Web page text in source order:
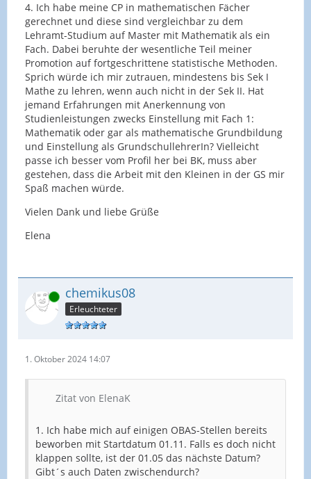
4. Ich habe meine CP in mathematischen Fächer
gerechnet und diese sind vergleichbar zu dem
Lehramt-Studium auf Master mit Mathematik als ein
Fach. Dabei beruhte der wesentliche Teil meiner
Promotion auf fortgeschrittene statistische Methoden.
Sprich würde ich mir zutrauen, mindestens bis Sek I
Mathe zu lehren, wenn auch nicht in der Sek II. Hat
jemand Erfahrungen mit Anerkennung von
Studienleistungen zwecks Einstellung mit Fach 1:
Mathematik oder gar als mathematische Grundbildung
und Einstellung als GrundschullehrerIn? Vielleicht
passe ich besser vom Profil her bei BK, muss aber
gestehen, dass die Arbeit mit den Kleinen in der GS mir
Spaß machen würde.
Vielen Dank und liebe Grüße
Elena
Online chemikus08
Erleuchteter
1. Oktober 2024 14:07
Zitat von ElenaK
1. Ich habe mich auf einigen OBAS-Stellen bereits
beworben mit Startdatum 01.11. Falls es doch nicht
klappen sollte, ist der 01.05 das nächste Datum?
Gibt´s auch Daten zwischendurch?